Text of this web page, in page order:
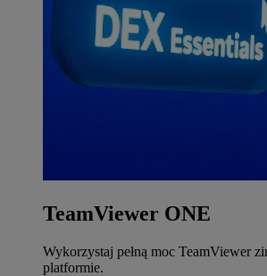
TeamViewer ONE
Wykorzystaj pełną moc TeamViewer
platformie.